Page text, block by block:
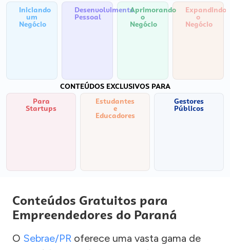
Iniciando
um
Negócio
Desenvolvimento
Pessoal
Aprimorando
o
Negócio
Expandindo
o
Negócio
CONTEÚDOS EXCLUSIVOS PARA
Para
Startups
Estudantes
e
Educadores
Gestores
Públicos
Conteúdos Gratuitos para
Empreendedores do Paraná
O Sebrae/PR oferece uma vasta gama de